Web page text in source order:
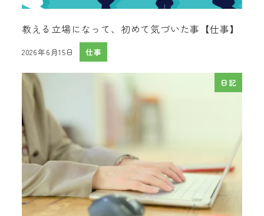
教える立場になって、初めて気づいた事【仕事】
投稿日
2026年6月15日 仕事
日記